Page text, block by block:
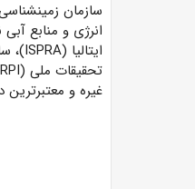
انرژی و منابع
غیره و معتبرترین